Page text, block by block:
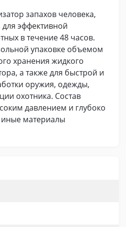
запахов человека,
эффективной
в течение 48 часов.
упаковке объемом
хранения жидкого
а также для быстрой и
оружия, одежды,
охотника. Состав
давлением и глубоко
иные материалы